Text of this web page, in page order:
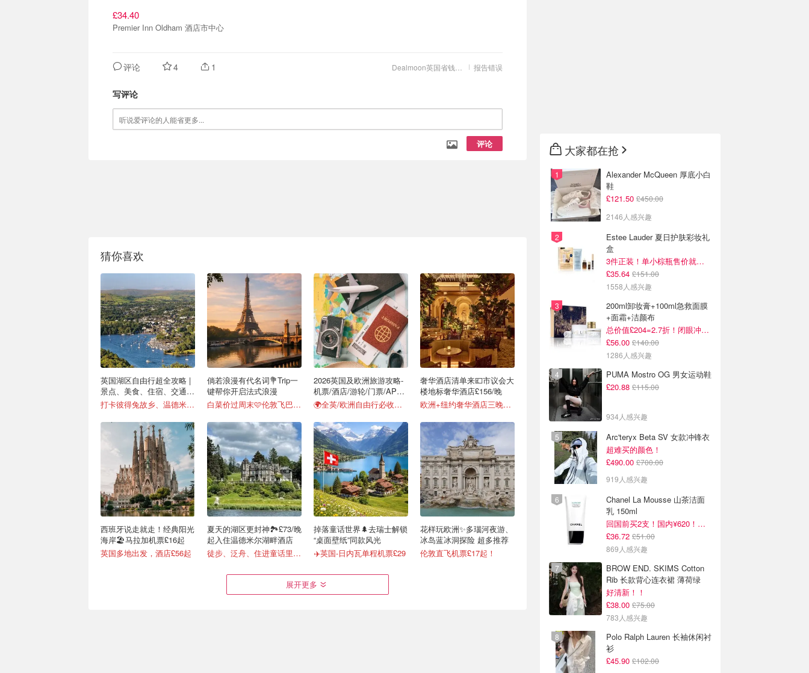
£34.40
Premier Inn Oldham 酒店市中心
报告错误
评论 4 1
写评论
评论
猜你喜欢
英国湖区自由行超全攻略 |
景点、美食、住宿、交通盘
点
打卡彼得兔故乡、温德米尔湖与浪漫田园风光！
西班牙说走就走！经典阳光
海岸🏖️马拉加机票£16起
英国多地出发，酒店£56起
倘若浪漫有代名词💐Trip一
键帮你开启法式浪漫
白菜价过周末🩷伦敦飞巴黎仅£26起
夏天的湖区更封神🏞️£73/晚
起入住温德米尔湖畔酒店
徒步、泛舟、住进童话里的乡村别墅
2026英国及欧洲旅游攻略-
机票/酒店/游轮/门票/APP/
电话卡汇总
🌍全英/欧洲自由行必收藏！
掉落童话世界🌲去瑞士解锁
“桌面壁纸”同款风光
✈️英国-日内瓦单程机票£29
奢华酒店清单来💷市议会大
楼地标奢华酒店£156/晚
欧洲+纽约奢华酒店三晚6折起！
花样玩欧洲✨多瑙河夜游、
冰岛蓝冰洞探险 超多推荐
伦敦直飞机票£17起！
展开更多
大家都在抢
Alexander McQueen 厚底小白
鞋
£121.50 £450.00
2146人感兴趣
Estee Lauder 夏日护肤彩妆礼
盒
3件正装！单小棕瓶售价就要£65！
£35.64 £151.00
1558人感兴趣
200ml卸妆膏+100ml急救面膜
+面霜+洁颜布
总价值£204=2.7折！闭眼冲这套！
£56.00 £140.00
1286人感兴趣
PUMA Mostro OG 男女运动鞋
£20.88 £115.00
934人感兴趣
Arc'teryx Beta SV 女款冲锋衣
超难买的颜色！
£490.00 £700.00
919人感兴趣
Chanel La Mousse 山茶洁面
乳 150ml
回国前买2支！国内¥620！立省近一半！
£36.72 £51.00
869人感兴趣
BROW END. SKIMS Cotton
Rib 长款背心连衣裙 薄荷绿
好清新！！
£38.00 £75.00
783人感兴趣
Polo Ralph Lauren 长袖休闲衬
衫
£45.90 £102.00